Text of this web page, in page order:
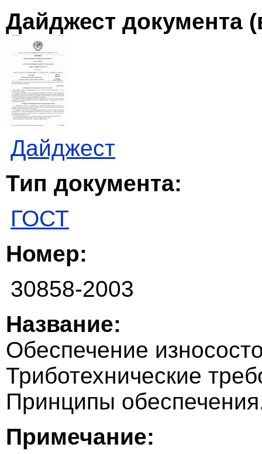
Дайджест документа
Дайджест
Тип документа:
ГОСТ
Номер:
30858-2003
Название:
Обеспечение
Триботехнические
Принципы
Примечание: